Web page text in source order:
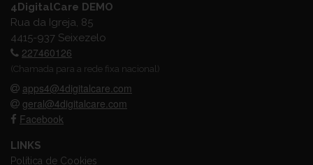
4DigitalCare DEMO
Rua da Igreja, 85
4415-937 Seixezelo
227460126
(Chamada para a rede fixa nacional)
apps4@4digitalcare.com
geral@4digitalcare.com
Facebook
LINKS
Política de Cookies